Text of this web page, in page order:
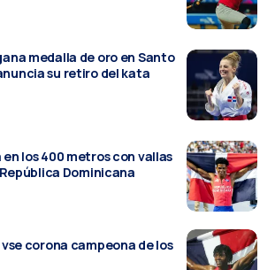
medalla de oro en Santo
su retiro del kata
en los 400 metros con vallas
Dominicana
corona campeona de los